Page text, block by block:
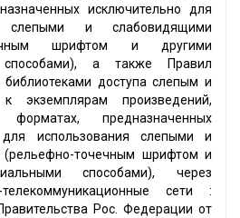
исключительно для
слепыми и слабовидящими
шрифтом и другими
способами), а также Правил
библиотеками доступа слепым и
экземплярам произведений,
предназначенных
для использования слепыми и
(рельефно-точечным шрифтом и
способами), через
телекоммуникационные сети :
Рос. Федерации от